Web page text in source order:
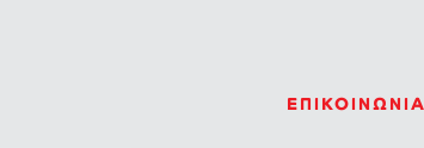
ΕΠΙΚΟΙΝΩΝΊΑ